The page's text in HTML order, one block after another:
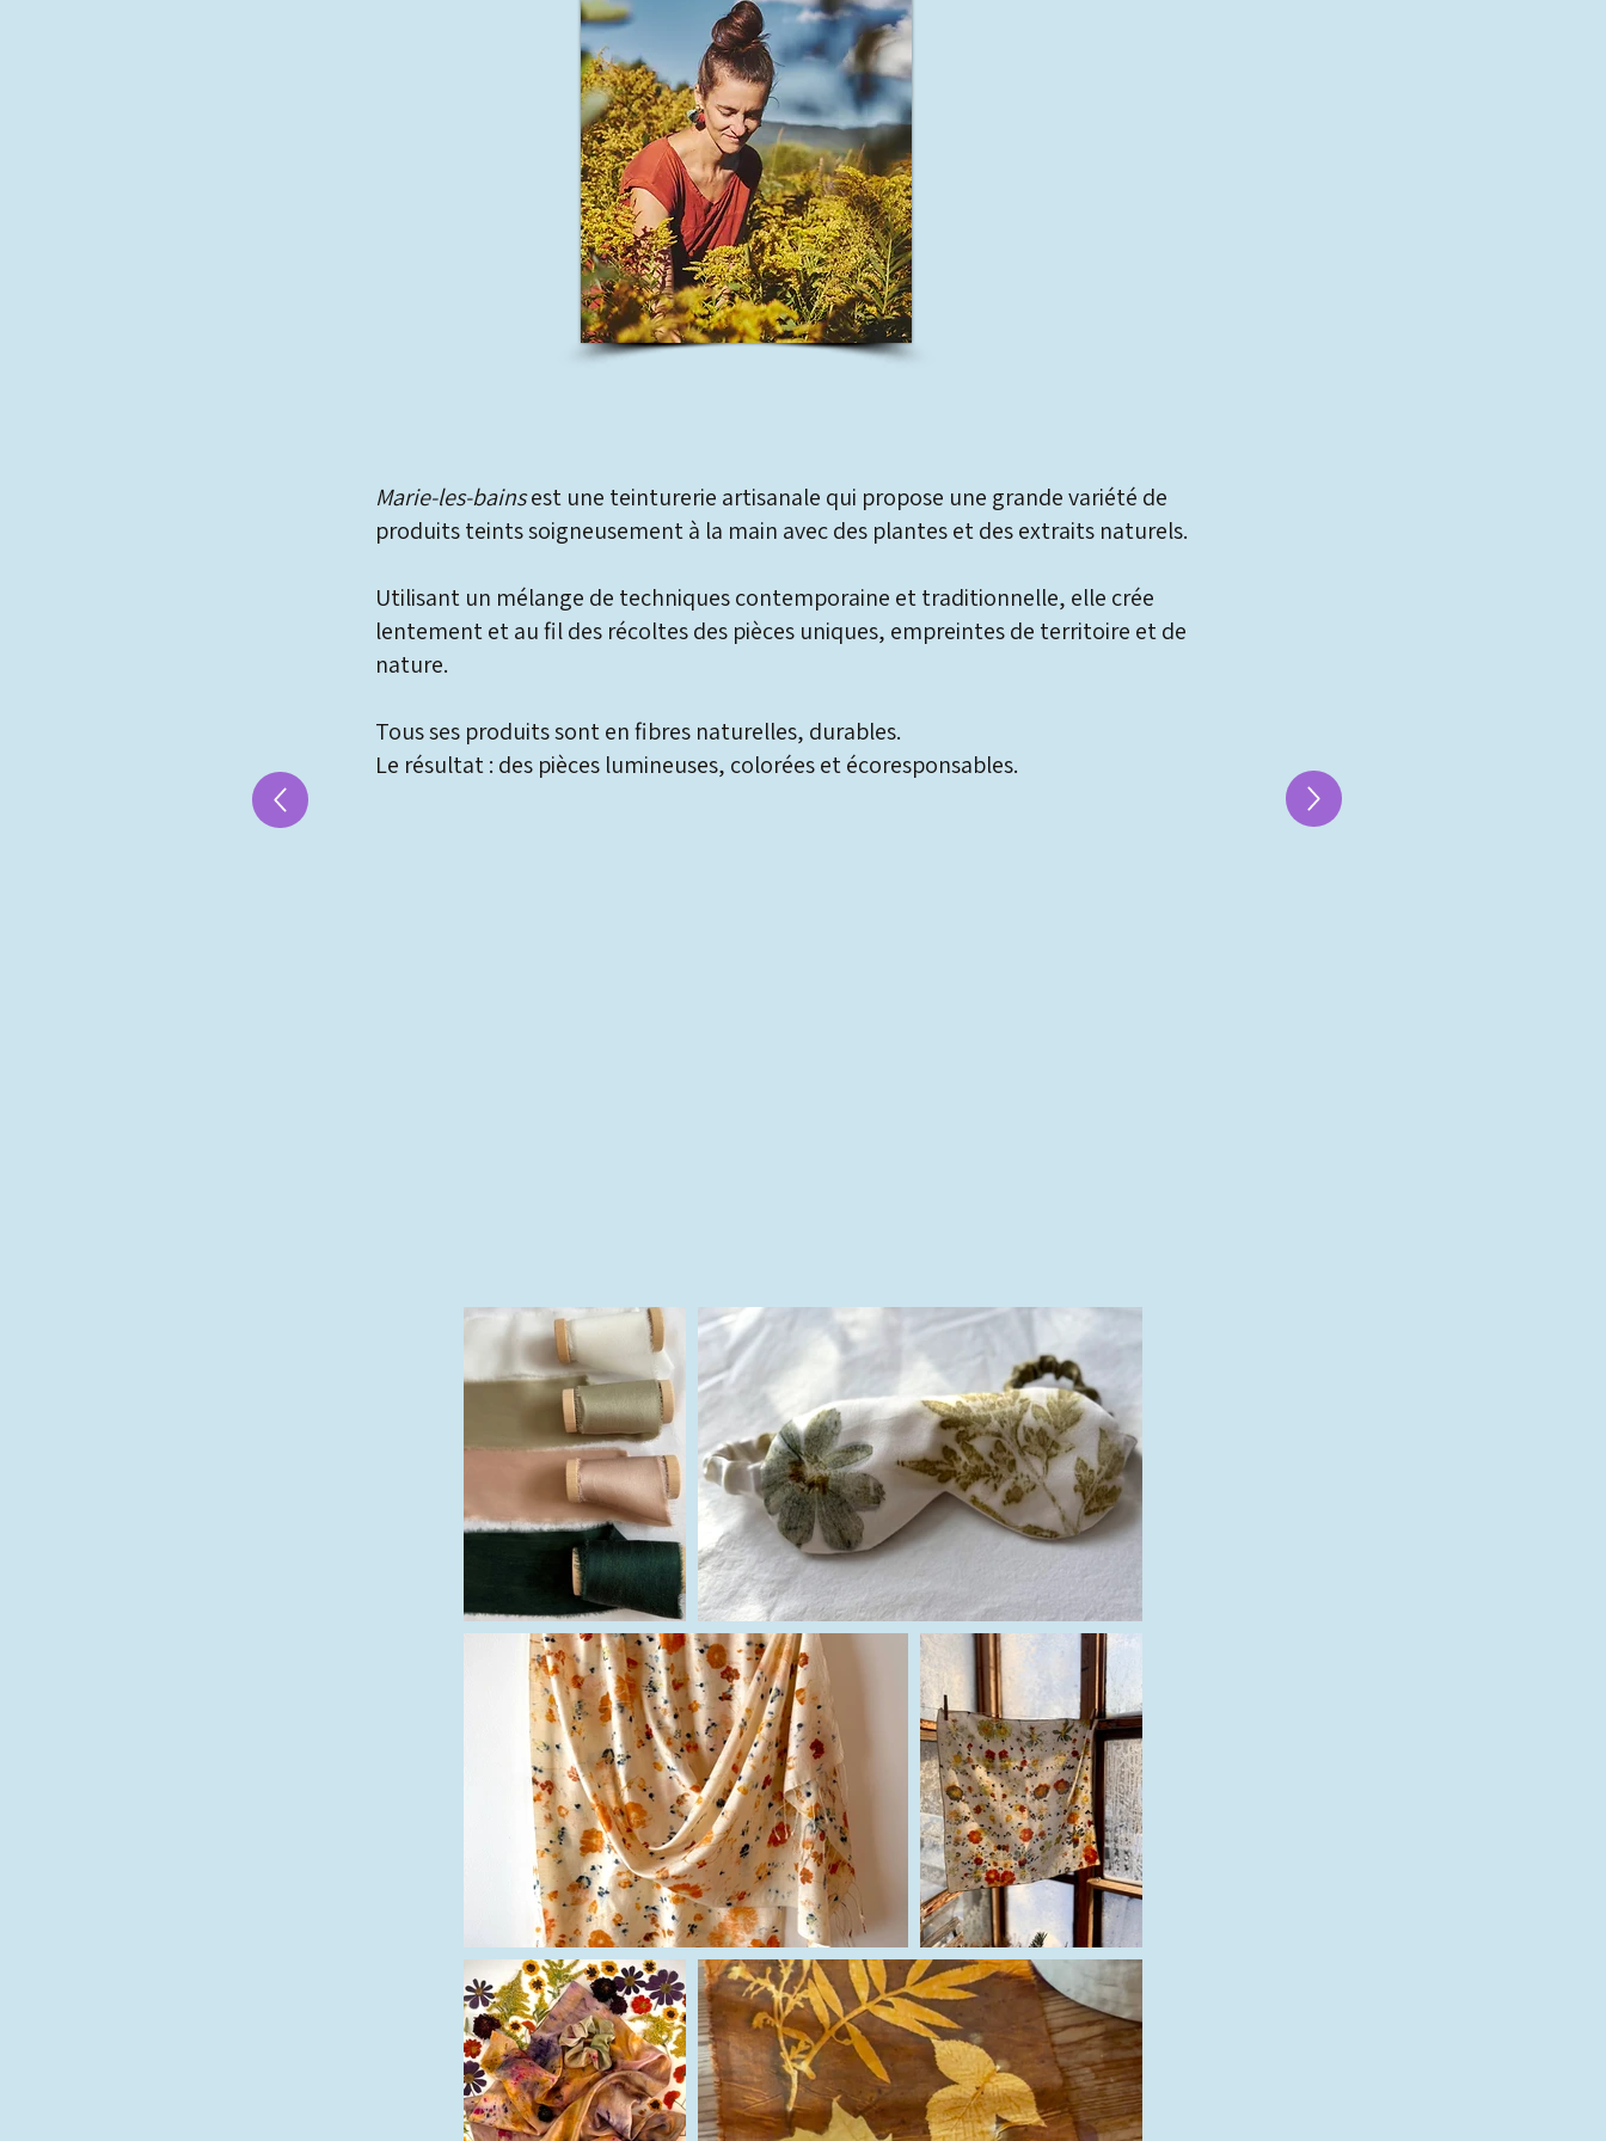
Marie-les-bainsest une teinturerie artisanale qui propose une grande variété de
produits teints soigneusement à la main avec des plantes et des extraits naturels.
Utilisant un mélange de techniques contemporaine et traditionnelle, elle crée
lentement et au fil des récoltes des pièces uniques, empreintes de territoire et de
nature.
Tous ses produits sont en fibres naturelles, durables.
Le résultat : des pièces lumineuses, colorées et écoresponsables.